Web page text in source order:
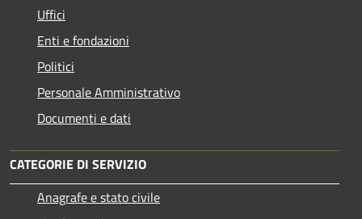
Uffici
Enti e fondazioni
Politici
Personale Amministrativo
Documenti e dati
CATEGORIE DI SERVIZIO
Anagrafe e stato civile